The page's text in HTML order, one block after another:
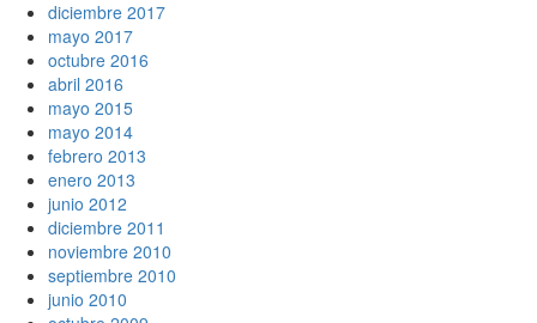
diciembre 2017
mayo 2017
octubre 2016
abril 2016
mayo 2015
mayo 2014
febrero 2013
enero 2013
junio 2012
diciembre 2011
noviembre 2010
septiembre 2010
junio 2010